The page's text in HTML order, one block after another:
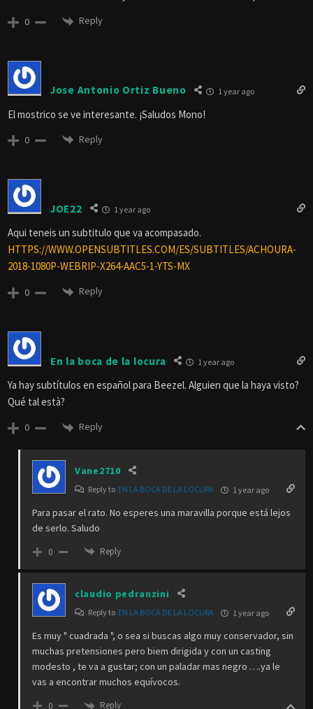
0 Reply
Jose Antonio Ortiz Bueno 1 year ago
El mostrico se ve interesante. ¡Saludos Mono!
0 Reply
JOE22 1 year ago
Aqui teneis un subtitulo que va acompasado.
HTTPS://WWW.OPENSUBTITLES.COM/ES/SUBTITLES/ACHOURA-
2018-1080P-WEBRIP-X264-AAC5-1-YTS-MX
0 Reply
En la boca de la locura 1 year ago
Ya hay subtítulos en español para Beezel. Alguien que la haya visto?
Qué tal està?
0 Reply
Vane2710
Reply to EN LA BOCA DE LA LOCURA 1 year ago
Para pasar el rato. No esperes una maravilla porque está lejos
de serlo. Saludo
0 Reply
claudio pedranzini
Reply to EN LA BOCA DE LA LOCURA 1 year ago
Es muy " cuadrada ", o sea si buscas algo muy conservador, sin
muchas pretensiones pero biem dirigida y con un casting
modesto , te va a gustar; con un paladar mas negro ….ya le
vas a encontrar muchos equívocos.
0 Reply